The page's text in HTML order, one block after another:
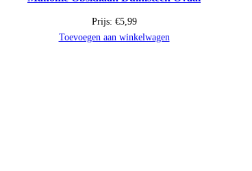
Prijs: €5,99
Toevoegen aan winkelwagen